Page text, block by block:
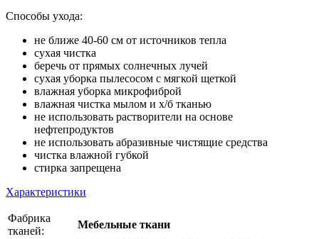
Способы ухода:
не ближе 40-60 см от источников тепла
сухая чистка
беречь от прямых солнечных лучей
сухая уборка пылесосом с мягкой щеткой
влажная уборка микрофиброй
влажная чистка мылом и х/б тканью
не использовать растворители на основе
нефтепродуктов
не использовать абразивные чистящие средства
чистка влажной губкой
стирка запрещена
Характеристики
Фабрика
тканей:
Мебельные ткани